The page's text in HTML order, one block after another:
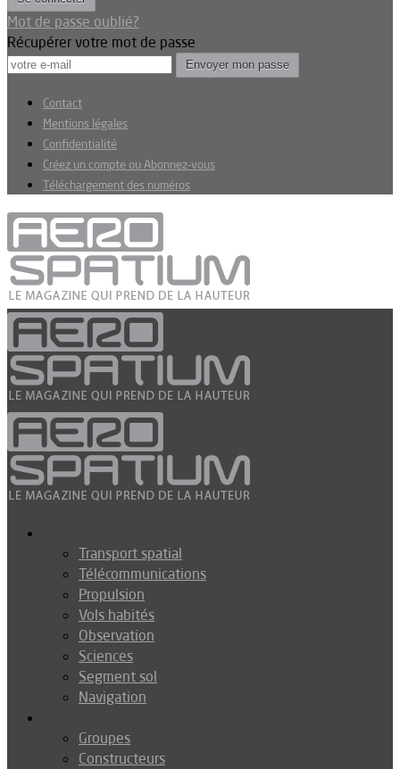
Mot de passe oublié?
Récupérer votre mot de passe
Contact
Mentions légales
Confidentialité
Créez un compte ou Abonnez-vous
Téléchargement des numéros
Transport spatial
Télécommunications
Propulsion
Vols habités
Observation
Sciences
Segment sol
Navigation
Groupes
Constructeurs